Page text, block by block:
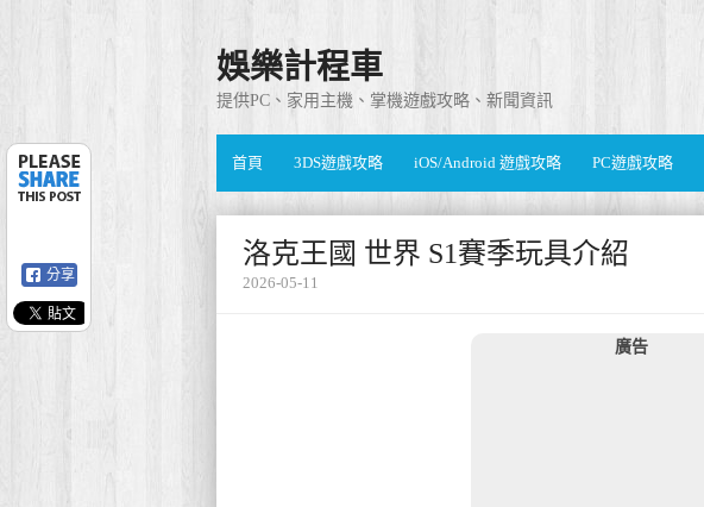
娛樂計程車
提供PC、家用主機、掌機遊戲攻略、新聞資訊
首頁 3DS遊戲攻略 iOS/Android 遊戲攻略 PC遊戲攻略
洛克王國 世界 S1賽季玩具介紹
2026-05-11
廣告
分享